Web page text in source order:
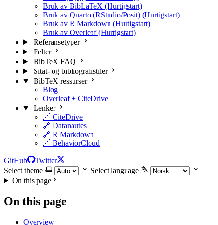
Bruk av BibLaTeX (Hurtigstart)
Bruk av Quarto (RStudio/Posit) (Hurtigstart)
Bruk av R Markdown (Hurtigstart)
Bruk av Overleaf (Hurtigstart)
Referansetyper
Felter
BibTeX FAQ
Sitat- og bibliografistiler
BibTeX ressurser
Blog
Overleaf + CiteDrive
Lenker
🔗 CiteDrive
🔗 Datanautes
🔗 R Markdown
🔗 BehaviorCloud
GitHub
Twitter
Select theme
Select language
On this page
On this page
Overview